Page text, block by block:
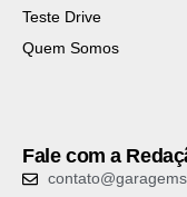
Teste Drive
Quem Somos
Fale com a